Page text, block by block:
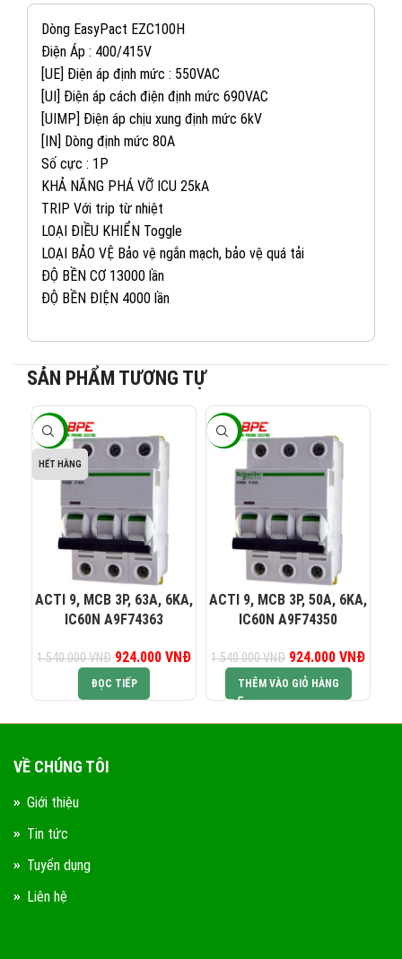
Dòng EasyPact EZC100H
Điện Áp : 400/415V
[UE] Điện áp định mức : 550VAC
[UI] Điện áp cách điện định mức 690VAC
[UIMP] Điện áp chịu xung định mức 6kV
[IN] Dòng định mức 80A
Số cực : 1P
KHẢ NĂNG PHÁ VỠ ICU 25kA
TRIP Với trip từ nhiệt
LOẠI ĐIỀU KHIỂN Toggle
LOẠI BẢO VỆ Bảo vệ ngắn mạch, bảo vệ quá tải
ĐỘ BỀN CƠ 13000 lần
ĐỘ BỀN ĐIỆN 4000 lần
SẢN PHẨM TƯƠNG TỰ
-40%
HẾT HÀNG
ACTI 9, MCB 3P, 63A, 6KA,
IC60N A9F74363
1.540.000VNĐ
Giá gốc là:
1.540.000 VNĐ.
924.000 VNĐ Giá hiện tại là:
924.000 VNĐ.
ĐỌC TIẾP
-40%
ACTI 9, MCB 3P, 50A, 6KA,
IC60N A9F74350
1.540.000VNĐ
Giá gốc là:
1.540.000 VNĐ.
924.000 VNĐ
THÊM VÀO GIỎ HÀNG
VỀ CHÚNG TÔI
Giới thiệu
Tin tức
Tuyển dụng
Liên hệ
KINH DOANH 1: 082 234 2688
KINH DOANH 2: 0965 101 613
KINH DOANH 3: 0824 927 568
KINH DOANH 4: 0823 944 186